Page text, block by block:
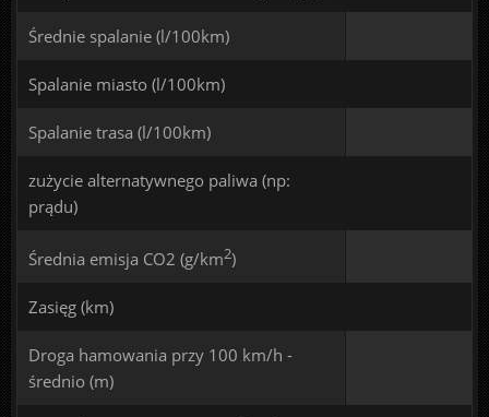
Średnie spalanie (l/100km)
Spalanie miasto (l/100km)
Spalanie trasa (l/100km)
zużycie alternatywnego paliwa (np:
prądu)
Średnia emisja CO2 (g/km2)
Zasięg (km)
Droga hamowania przy 100 km/h -
średnio (m)